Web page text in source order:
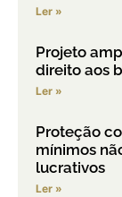
Ler »
Projeto
direito aos
Ler »
Proteção
mínimos
lucrativos
Ler »